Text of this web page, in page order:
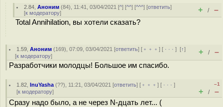
2.84 ,Аноним (84), 11:41, 03/04/2021 [^] [^^] [^^^] [ответить]
[к модератору] + / –
Total Annihilation, вы хотели сказать?
1.59 ,Аноним (169), 07:09, 03/04/2021 [ответить] [ ﹢﹢﹢] [ · · ·][↑]
[к модератору] + / –
Разработчики молодцы! Большое им спасибо.
1.82 ,InuYasha (??), 11:21, 03/04/2021 [ответить] [ ﹢﹢﹢] [ · · ·]
[к модератору]
–1
+ / –
Сразу надо было, а не через N-дцать лет... (